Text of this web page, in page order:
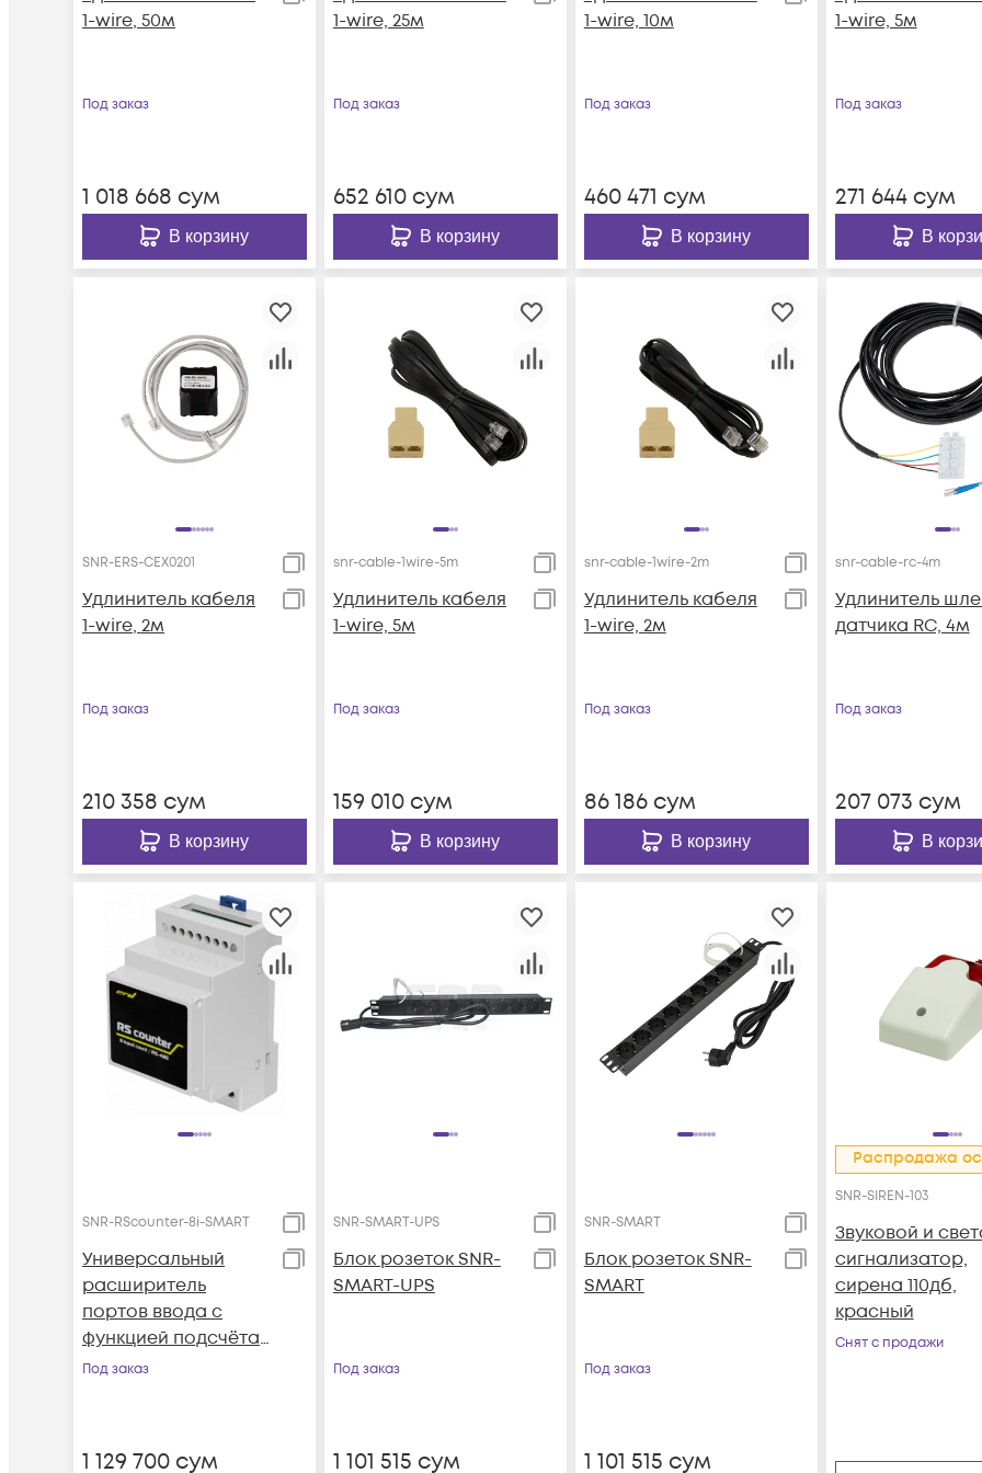
1-wire, 50м
Под заказ
1 018 668 сум
В корзину
1-wire, 25м
Под заказ
652 610сум
В корзину
1-wire, 10м
Под заказ
460 471 сум
В корзину
1-wire, 5м
Под заказ
271 644сум
В
SNR-ERS-CEX0201
Удлинитель кабеля
1-wire, 2м
Под заказ
210 358 сум
В корзину
snr-cable-1wire-5m
Удлинитель кабеля
1-wire, 5м
Под заказ
159 010сум
В корзину
snr-cable-1wire-2m
Удлинитель кабеля
1-wire, 2м
Под заказ
86 186сум
В корзину
snr-cable-rc-4m
Удлинитель
датчика RC, 4м
Под заказ
207 073 сум
В
SNR-RScounter-8i-SMART
Универсальный
расширитель
портов ввода с
функцией подсчёта
импульсов, RS485
Под заказ
1 129 700 сум
SNR-SMART-UPS
Блок розеток SNR-
SMART-UPS
Под заказ
1 101 515 сум
SNR-SMART
Блок розеток SNR-
SMART
Под заказ
1 101 515 сум
Распродажа
SNR-SIREN-103
Звуковой и
сигнализатор,
сирена 110дб,
красный
Снят с продажи